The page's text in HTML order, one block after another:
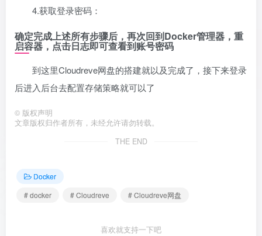
4.获取登录密码：
确定完成上述所有步骤后，再次回到Docker管理器，重
启容器，点击日志即可查看到账号密码
到这里Cloudreve网盘的搭建就以及完成了，接下来登录
后进入后台去配置存储策略就可以了
© 版权声明
文章版权归作者所有，未经允许请勿转载。
THE END
Docker
# docker
# Cloudreve # Cloudreve网盘
喜欢就支持一下吧